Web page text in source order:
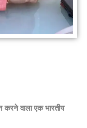
करने वाला एक भारतीय